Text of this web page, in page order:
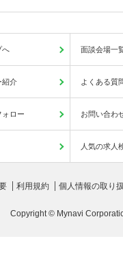
へ 面談会場一
紹介 よくある質
ォロー お問い合わ
人気の求人
利用規約 個人情報の取り
Copyright © Mynavi